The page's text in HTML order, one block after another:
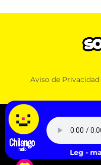
Aviso de Privacidad
© 2026 SOPITAS.COM - MÚSICA,
MÁS!.
Wet Leg -